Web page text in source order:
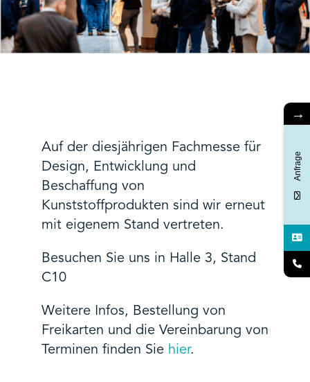
Auf der diesjährigen Fachmesse für
Design, Entwicklung und
Beschaffung von
Kunststoffprodukten sind wir erneut
mit eigenem Stand vertreten.
Besuchen Sie uns in Halle 3, Stand
C10
Weitere Infos, Bestellung von
Freikarten und die Vereinbarung von
Terminen finden Sie hier.
→
Anfrage